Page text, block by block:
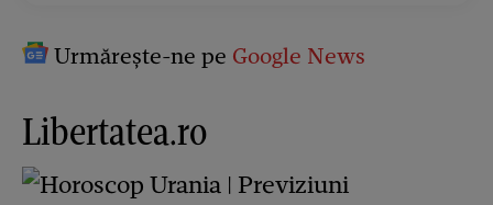
Urmărește-ne pe Google News
Libertatea.ro